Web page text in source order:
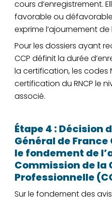
cours d’enregistrement.
favorable ou
exprime l’ajournement
Pour les dossiers ayant
CCP définit la durée
la certification, les codes
certification du RNCP le
associé.
Étape 4 : Décision
Général de
le fondement de
Commission de
Professionnelle
Sur le fondementdes